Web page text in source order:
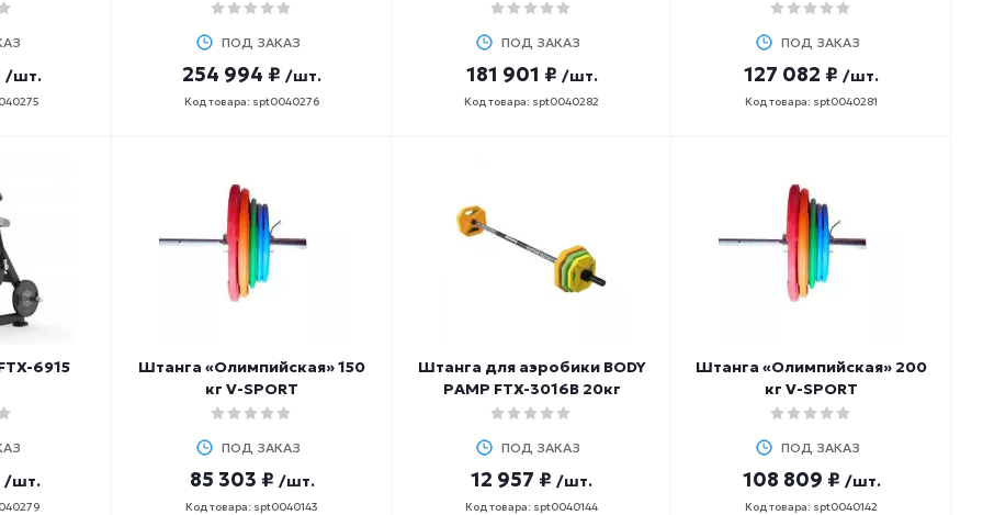
/шт.
ПОД ЗАКАЗ
254 994 ₽ /шт.
Код товара: spt0040276
ПОД ЗАКАЗ
181 901 ₽ /шт.
Код товара: spt0040282
ПОД ЗАКАЗ
127 082 ₽ /шт.
Код товара: spt0040281
6915
/шт.
Штанга «Олимпийская» 150
кг V-SPORT
ПОД ЗАКАЗ
85 303 ₽ /шт.
Код товара: spt0040143
Штанга для аэробики BODY
PAMP FTX-3016В 20кг
ПОД ЗАКАЗ
12 957 ₽ /шт.
Код товара: spt0040144
Штанга «Олимпийская» 200
кг V-SPORT
ПОД ЗАКАЗ
108 809 ₽ /шт.
Код товара: spt0040142